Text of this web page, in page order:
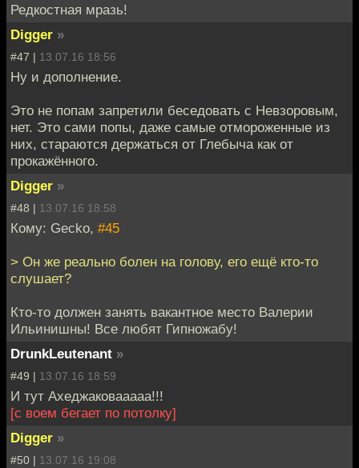
Редкостная мразь!
Digger »
#47 | 13.07.16 18:56
Ну и дополнение.
Это не попам запретили беседовать с Невзоровым,
нет. Это сами попы, даже самые отмороженные из
них, стараются держаться от Глебыча как от
прокажённого.
Digger »
#48 | 13.07.16 18:58
Кому: Gecko, #45
> Он же реально болен на голову, его ещё кто-то
слушает?
Кто-то должен занять вакантное место Валерии
Ильинишны! Все любят Гипножабу!
DrunkLeutenant »
#49 | 13.07.16 18:59
И тут Ахеджаковааааа!!!
[с воем бегает по потолку]
Digger »
#50 | 13.07.16 19:08